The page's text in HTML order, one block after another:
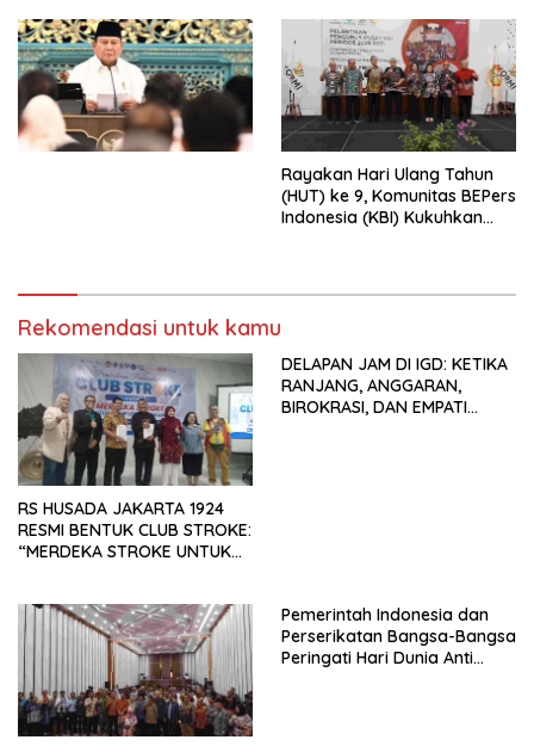
Penjajahan (Pergolakan
Ekonomi Politik Indonesia) &
Simposium Nasional “Urgensi
Undang-Undang
Perekonomian Nasional dan
Kesejahteraan Sosial dalam
Rayakan Hari Ulang Tahun
(HUT) ke 9, Komunitas BEPers
Indonesia (KBI) Kukuhkan
Pengembangan Organisasi
Mancanegara”.
Rekomendasi untuk kamu
RS HUSADA JAKARTA 1924
RESMI BENTUK CLUB STROKE:
“MERDEKA STROKE UNTUK
DELAPAN JAM DI IGD: KETIKA
RANJANG, ANGGARAN,
BIROKRASI, DAN EMPATI
Pemerintah Indonesia dan
Perserikatan Bangsa-Bangsa
Peringati Hari Dunia Anti